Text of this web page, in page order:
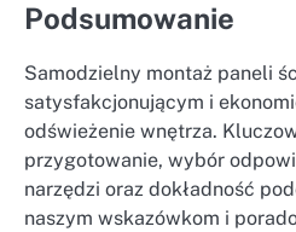
Podsumowanie
Samodzielny montaż paneli
satysfakcjonującym i
odświeżenie wnętrza.
przygotowanie, wybór
narzędzi oraz dokładność
naszym wskazówkom i